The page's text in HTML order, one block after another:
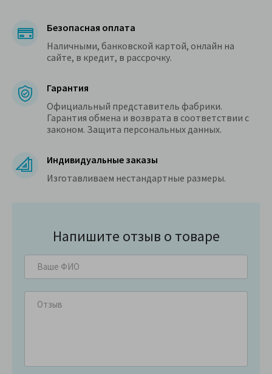
Безопасная оплата
Наличными, банковской картой, онлайн на
сайте, в кредит, в рассрочку.
Гарантия
Официальный представитель фабрики.
Гарантия обмена и возврата в соответствии с
законом. Защита персональных данных.
Индивидуальные заказы
Изготавливаем нестандартные размеры.
Напишите отзыв о товаре